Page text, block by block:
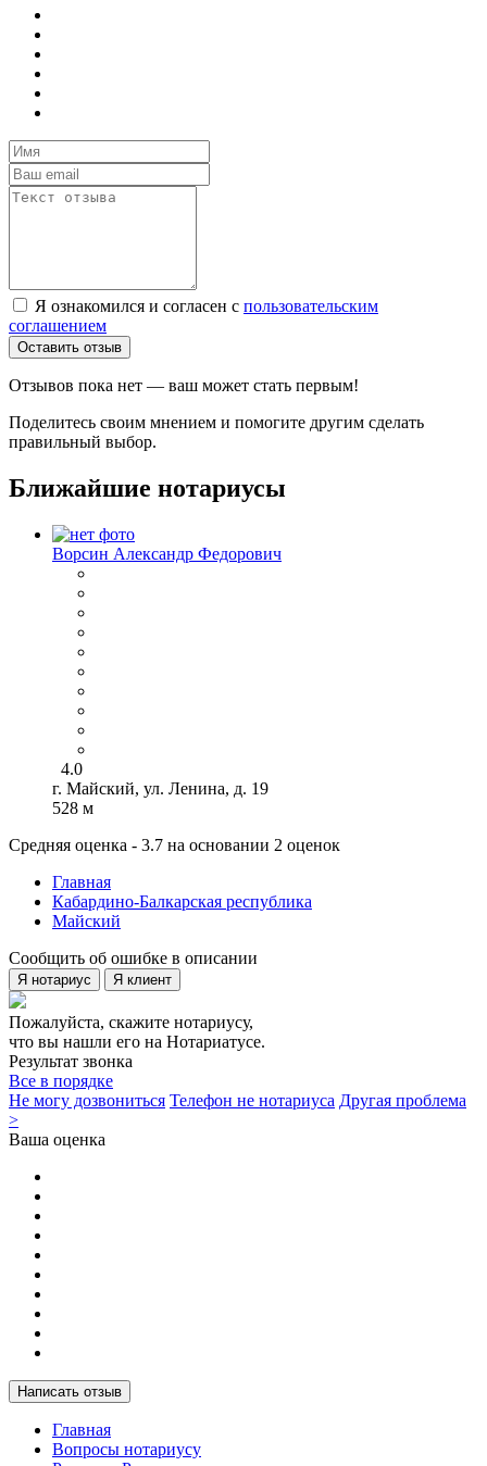
Я ознакомился и согласен с пользовательским
соглашением
Оставить отзыв
Отзывов пока нет — ваш может стать первым!
Поделитесь своим мнением и помогите другим сделать
правильный выбор.
Ближайшие нотариусы
Ворсин Александр Федорович
4.0
г. Майский, ул. Ленина, д. 19
528 м
Средняя оценка - 3.7 на основании 2 оценок
Главная
Кабардино-Балкарская республика
Майский
Сообщить об ошибке в описании
Я нотариус Я клиент
Пожалуйста, скажите нотариусу,
что вы нашли его на Нотариатусе.
Результат звонка
Все в порядке
Не могу дозвониться Телефон не нотариуса Другая проблема
>
Ваша оценка
Написать отзыв
Главная
Вопросы нотариусу